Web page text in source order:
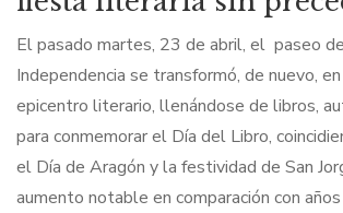
El pasado martes, 23 de abril, el paseo
Independencia se transformó, de nuevo,
epicentro literario, llenándose de libros,
para conmemorar el Día del Libro,
el Día de Aragón y la festividad de San
aumento notable en comparación con